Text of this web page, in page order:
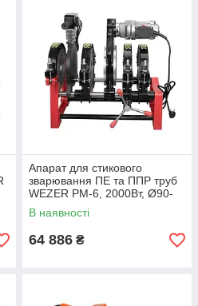
Апарат для стикового
зварювання ПЕ та ППР труб
WEZER РМ-6, 2000Вт, Ø90-
250
В наявності
64 886 ₴